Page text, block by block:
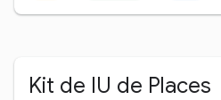
Kit de IU de Places